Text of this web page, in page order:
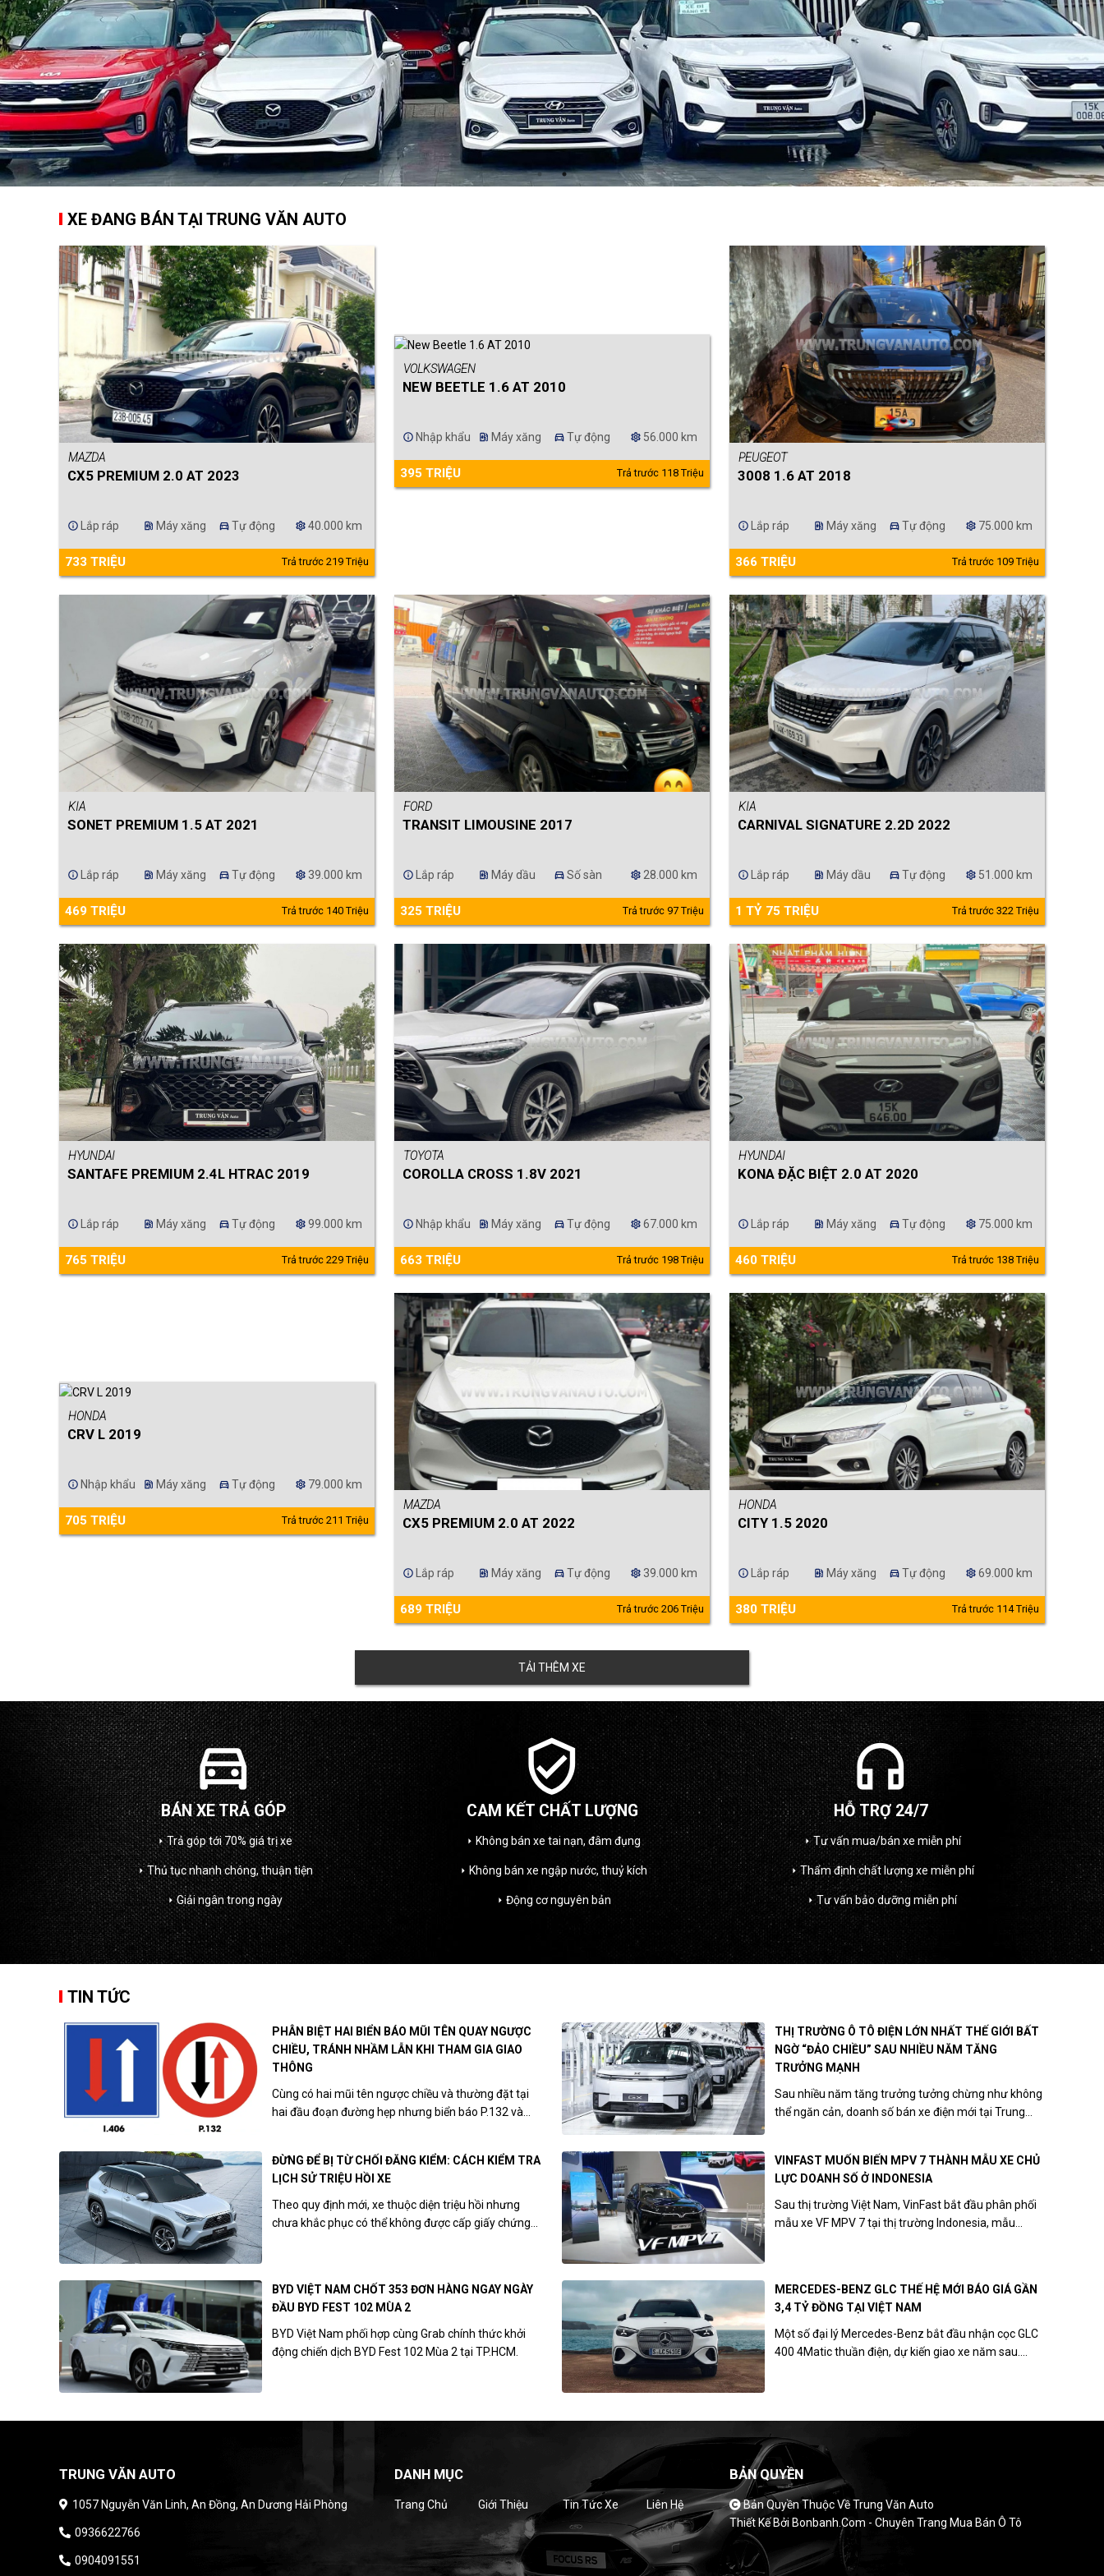
XE ĐANG BÁN TẠI TRUNG VĂN AUTO
MAZDA
CX5 PREMIUM 2.0 AT 2023
info Lắp ráp ev_station Máy xăng directions_car Tự động settings 40.000 km
733 TRIỆU Trả trước 219 Triệu
VOLKSWAGEN
NEW BEETLE 1.6 AT 2010
info Nhập khẩu ev_station Máy xăng directions_car Tự động settings 56.000 km
395 TRIỆU Trả trước 118 Triệu
PEUGEOT
3008 1.6 AT 2018
info Lắp ráp ev_station Máy xăng directions_car Tự động settings 75.000 km
366 TRIỆU Trả trước 109 Triệu
KIA
SONET PREMIUM 1.5 AT 2021
info Lắp ráp ev_station Máy xăng directions_car Tự động settings 39.000 km
469 TRIỆU Trả trước 140 Triệu
FORD
TRANSIT LIMOUSINE 2017
info Lắp ráp ev_station Máy dầu directions_car Số sàn settings 28.000 km
325 TRIỆU Trả trước 97 Triệu
KIA
CARNIVAL SIGNATURE 2.2D 2022
info Lắp ráp ev_station Máy dầu directions_car Tự động settings 51.000 km
1 TỶ 75 TRIỆU Trả trước 322 Triệu
HYUNDAI
SANTAFE PREMIUM 2.4L HTRAC 2019
info Lắp ráp ev_station Máy xăng directions_car Tự động settings 99.000 km
765 TRIỆU Trả trước 229 Triệu
TOYOTA
COROLLA CROSS 1.8V 2021
info Nhập khẩu ev_station Máy xăng directions_car Tự động settings 67.000 km
663 TRIỆU Trả trước 198 Triệu
HYUNDAI
KONA ĐẶC BIỆT 2.0 AT 2020
info Lắp ráp ev_station Máy xăng directions_car Tự động settings 75.000 km
460 TRIỆU Trả trước 138 Triệu
HONDA
CRV L 2019
info Nhập khẩu ev_station Máy xăng directions_car Tự động settings 79.000 km
705 TRIỆU Trả trước 211 Triệu
MAZDA
CX5 PREMIUM 2.0 AT 2022
info Lắp ráp ev_station Máy xăng directions_car Tự động settings 39.000 km
689 TRIỆU Trả trước 206 Triệu
HONDA
CITY 1.5 2020
info Lắp ráp ev_station Máy xăng directions_car Tự động settings 69.000 km
380 TRIỆU Trả trước 114 Triệu
TẢI THÊM XE
directions_car
BÁN XE TRẢ GÓP
arrow_rightTrả góp tới 70% giá trị xe
arrow_rightThủ tục nhanh chóng, thuận tiện
arrow_rightGiải ngân trong ngày
verified_user
CAM KẾT CHẤT LƯỢNG
arrow_right Không bán xe tai nạn, đâm đụng
arrow_right Không bán xe ngập nước, thuỷ kích
arrow_right Động cơ nguyên bản
headphones
HỖ TRỢ 24/7
arrow_rightTư vấn mua/bán xe miễn phí
arrow_rightThẩm định chất lượng xe miễn phí
arrow_right Tư vấn bảo dưỡng miễn phí
TIN TỨC
PHÂN BIỆT HAI BIỂN BÁO MŨI TÊN QUAY NGƯỢC
CHIỀU, TRÁNH NHẦM LẪN KHI THAM GIA GIAO
THÔNG
Cùng có hai mũi tên ngược chiều và thường đặt tại
hai đầu đoạn đường hẹp nhưng biển báo P.132 và...
THỊ TRƯỜNG Ô TÔ ĐIỆN LỚN NHẤT THẾ GIỚI BẤT
NGỜ “ĐẢO CHIỀU” SAU NHIỀU NĂM TĂNG
TRƯỞNG MẠNH
Sau nhiều năm tăng trưởng tưởng chừng như không
thể ngăn cản, doanh số bán xe điện mới tại Trung...
ĐỪNG ĐỂ BỊ TỪ CHỐI ĐĂNG KIỂM: CÁCH KIỂM TRA
LỊCH SỬ TRIỆU HỒI XE
Theo quy định mới, xe thuộc diện triệu hồi nhưng
chưa khắc phục có thể không được cấp giấy chứng...
VINFAST MUỐN BIẾN MPV 7 THÀNH MẪU XE CHỦ
LỰC DOANH SỐ Ở INDONESIA
Sau thị trường Việt Nam, VinFast bắt đầu phân phối
mẫu xe VF MPV 7 tại thị trường Indonesia, mẫu...
BYD VIỆT NAM CHỐT 353 ĐƠN HÀNG NGAY NGÀY
ĐẦU BYD FEST 102 MÙA 2
BYD Việt Nam phối hợp cùng Grab chính thức khởi
động chiến dịch BYD Fest 102 Mùa 2 tại TP.HCM.
MERCEDES-BENZ GLC THẾ HỆ MỚI BÁO GIÁ GẦN
3,4 TỶ ĐỒNG TẠI VIỆT NAM
Một số đại lý Mercedes-Benz bắt đầu nhận cọc GLC
400 4Matic thuần điện, dự kiến giao xe năm sau....
TRUNG VĂN AUTO
1057 Nguyễn Văn Linh, An Đồng, An Dương Hải Phòng
0936622766
0904091551
DANH MỤC
Trang Chủ Giới Thiệu Tin Tức Xe Liên Hệ
BẢN QUYỀN
Bản Quyền Thuộc Về Trung Văn Auto
Thiết Kế Bởi Bonbanh.com - Chuyên Trang Mua Bán Ô Tô